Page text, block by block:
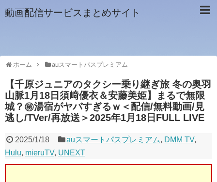
動画配信サービスまとめサイト
ホーム auスマートパスプレミアム
【千原ジュニアのタクシー乗り継ぎ旅 冬の奥羽
山脈1月18日須﨑優衣＆安藤美姫】まるで無限
城？㊙湯宿がヤバすぎるｗ＜配信/無料動画/見
逃し/TVer/再放送＞2025年1月18日FULL LIVE
2025/1/18 auスマートパスプレミアム, DMM TV,
Hulu, mieruTV, UNEXT